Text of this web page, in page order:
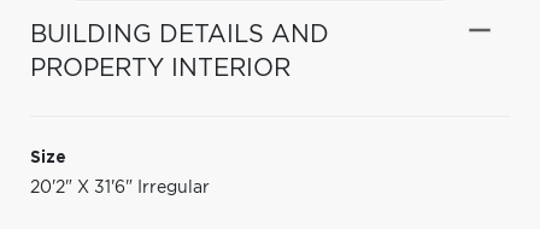
BUILDING DETAILS AND
PROPERTY INTERIOR
Size
20'2" X 31'6" Irregular